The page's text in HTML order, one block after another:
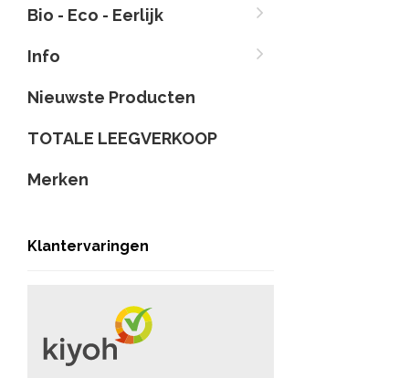
Bio - Eco - Eerlijk
Info
Nieuwste Producten
TOTALE LEEGVERKOOP
Merken
Klantervaringen